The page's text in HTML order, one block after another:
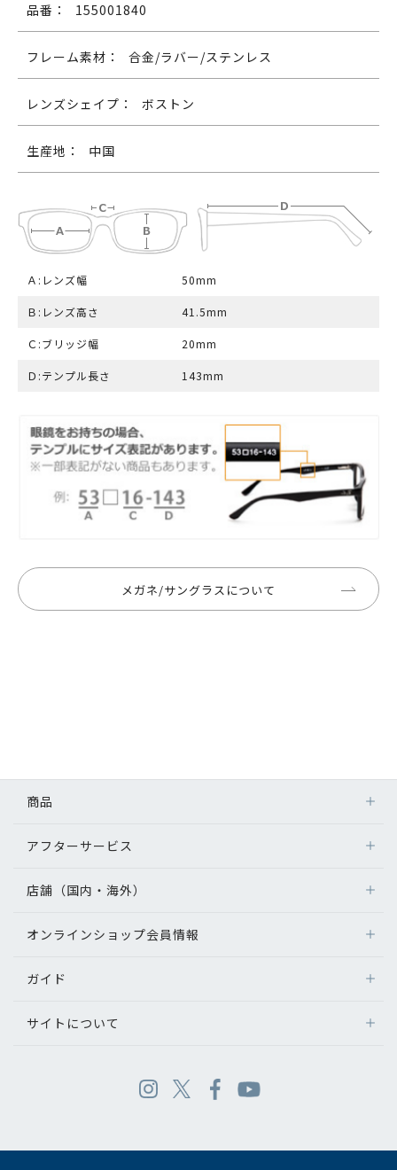
品番： 155001840
フレーム素材： 合金/ラバー/ステンレス
レンズシェイプ： ボストン
生産地： 中国
Ａ:レンズ幅 50mm
Ｂ:レンズ高さ 41.5mm
Ｃ:ブリッジ幅 20mm
Ｄ:テンプル長さ 143mm
メガネ/サングラスについて
商品
アフターサービス
店舗（国内・海外）
オンラインショップ会員情報
ガイド
サイトについて